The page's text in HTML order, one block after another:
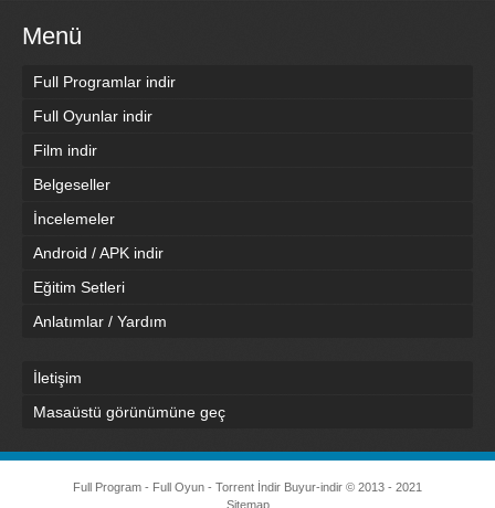
Menü
Full Programlar indir
Full Oyunlar indir
Film indir
Belgeseller
İncelemeler
Android / APK indir
Eğitim Setleri
Anlatımlar / Yardım
İletişim
Masaüstü görünümüne geç
Full Program - Full Oyun - Torrent İndir Buyur-indir © 2013 - 2021
Sitemap